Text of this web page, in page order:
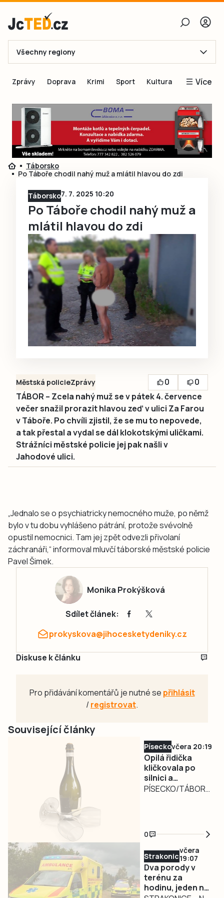
E-mail
Obnovit heslo
Přihlásit se
Ještě nemám účet, chci se
Všechny regiony
Zprávy Doprava Krimi Sport Kultura Více
Blogy
Inspirace
Čtenáři píší
Speciální přílohy
Táborsko
Po Táboře chodil nahý muž a mlátil hlavou do zdi
Táborsko7. 7. 2025 10:20
Po Táboře chodil nahý muž a
mlátil hlavou do zdi
Městská policieZprávy 0
0
TÁBOR – Zcela nahý muž se v pátek 4. července
večer snažil prorazit hlavou zeď v ulici Za Farou
v Táboře. Po chvíli zjistil, že se mu to nepovede,
a tak přestal a vydal se dál klokotskými uličkami.
Strážníci městské policie jej pak našli v
Jahodové ulici.
„Jednalo se o psychiatricky nemocného muže, po němž
bylo v tu dobu vyhlášeno pátrání, protože svévolně
opustil nemocnici. Tam jej zpět odvezli přivolaní
záchranáři,“ informoval mluvčí táborské městské policie
Pavel Šimek.
Monika Prokýšková
Sdílet článek:
prokyskova@jihocesketydeniky.cz
Diskuse k článku
Pro přidávání komentářů je nutné se přihlásit
/registrovat.
Související články
Píseckovčera 20:19
Opilá řidička
kličkovala po
silnici a
ohrožovala
PÍSECKO/TÁBORSKO
zaměstnal ve
středu v poledne
písecké policisty.
Řidiči jedoucí po
silnici I/29 ve
0
Strakonicko
včera
19:07
Dva porody v
terénu za
hodinu, jeden na